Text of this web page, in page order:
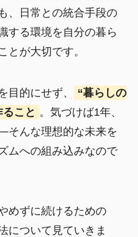
、日常との統合手段の
する環境を自分の暮ら
とが大切です。
目的にせず、
“暮らしの
こと 。気づけば1年、
そんな理想的な未来を
ムへの組み込みなので
めずに続けるための
について見ていきま